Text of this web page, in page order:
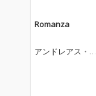
Romanza
アンドレアス・オ